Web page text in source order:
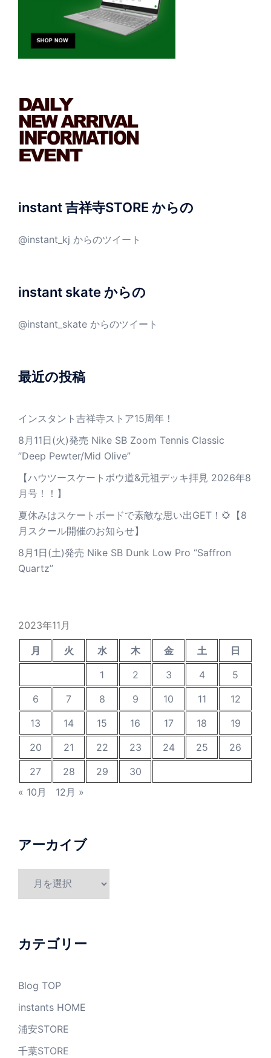
instant 吉祥寺STORE からの
@instant_kj からのツイート
instant skate からの
@instant_skate からのツイート
最近の投稿
インスタント吉祥寺ストア15周年！
8月11日(火)発売 Nike SB Zoom Tennis Classic
”Deep Pewter/Mid Olive”
【ハウツースケートボウ道&元祖デッキ拝見 2026年8
月号！！】
夏休みはスケートボードで素敵な思い出GET！🌻【8
月スクール開催のお知らせ】
8月1日(土)発売 Nike SB Dunk Low Pro “Saffron
Quartz”
2023年11月
月 火 水 木 金 土
日
1
2 3 4
5
6
7 8 9 10 11
12
13
14 15 16 17 18
19
20
21 22 23 24 25
26
27
28 29
30
« 10月
12月 »
アーカイブ
ブ
カテゴリー
Blog TOP
instants HOME
浦安STORE
千葉STORE